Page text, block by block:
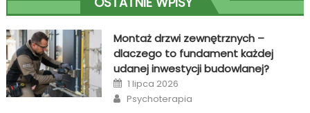
wpisu
Montaż drzwi zewnętrznych –
dlaczego to fundament każdej
udanej inwestycji budowlanej?
Posted
on
1 lipca 2026
Author
Psychoterapia